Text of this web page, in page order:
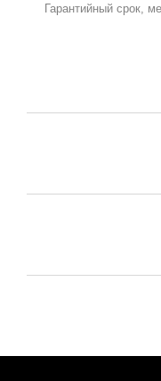
Гарантийный срок,